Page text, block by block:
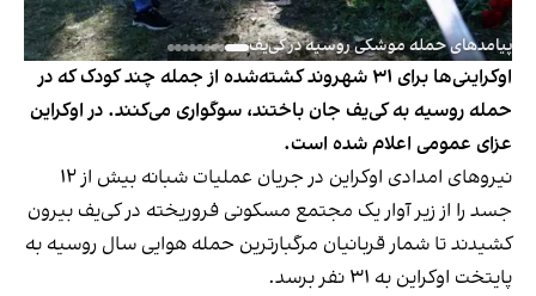
پیامدهای حمله موشکی روسیه در کی‌یف
اوکراینی‌ها برای ۳۱ شهروند کشته‌شده از جمله چند کودک که در
حمله روسیه به کی‌یف جان باختند، سوگواری می‌کنند. در اوکراین
عزای عمومی اعلام شده است.
نیروهای امدادی اوکراین در جریان عملیات شبانه بیش از ۱۲
جسد را از زیر آوار یک مجتمع مسکونی فروریخته در کی‌یف بیرون
کشیدند تا شمار قربانیان مرگبارترین حمله هوایی سال روسیه به
پایتخت اوکراین به ۳۱ نفر برسد.